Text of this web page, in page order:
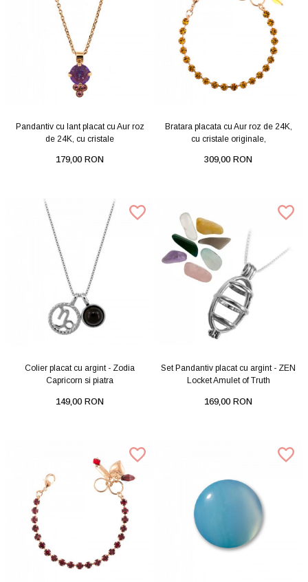
Pandantiv cu lant placat cu Aur roz
de 24K, cu cristale
179,00 RON
Bratara placata cu Aur roz de 24K,
cu cristale originale,
309,00 RON
Colier placat cu argint - Zodia
Capricorn si piatra
149,00 RON
Set Pandantiv placat cu argint - ZEN
Locket Amulet of Truth
169,00 RON